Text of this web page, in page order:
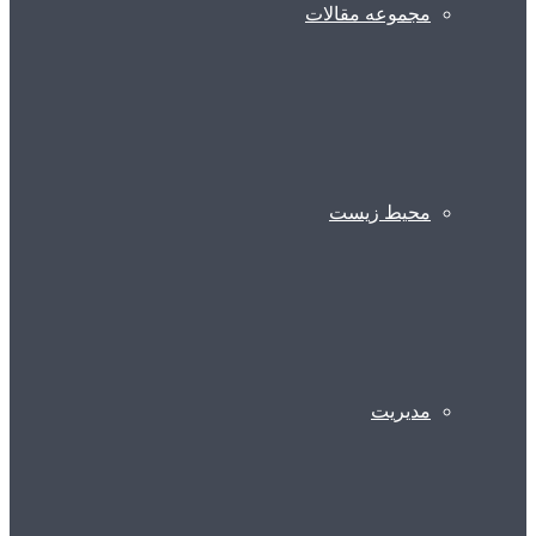
مجموعه مقالات
محیط زیست
مدیریت